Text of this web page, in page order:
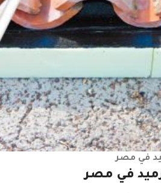
في مصر
في مصر